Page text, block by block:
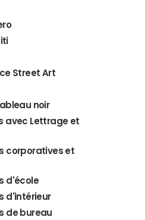
Street Art
noir
avec Lettrage et
corporatives et
d'école
d'intérieur
de bureau